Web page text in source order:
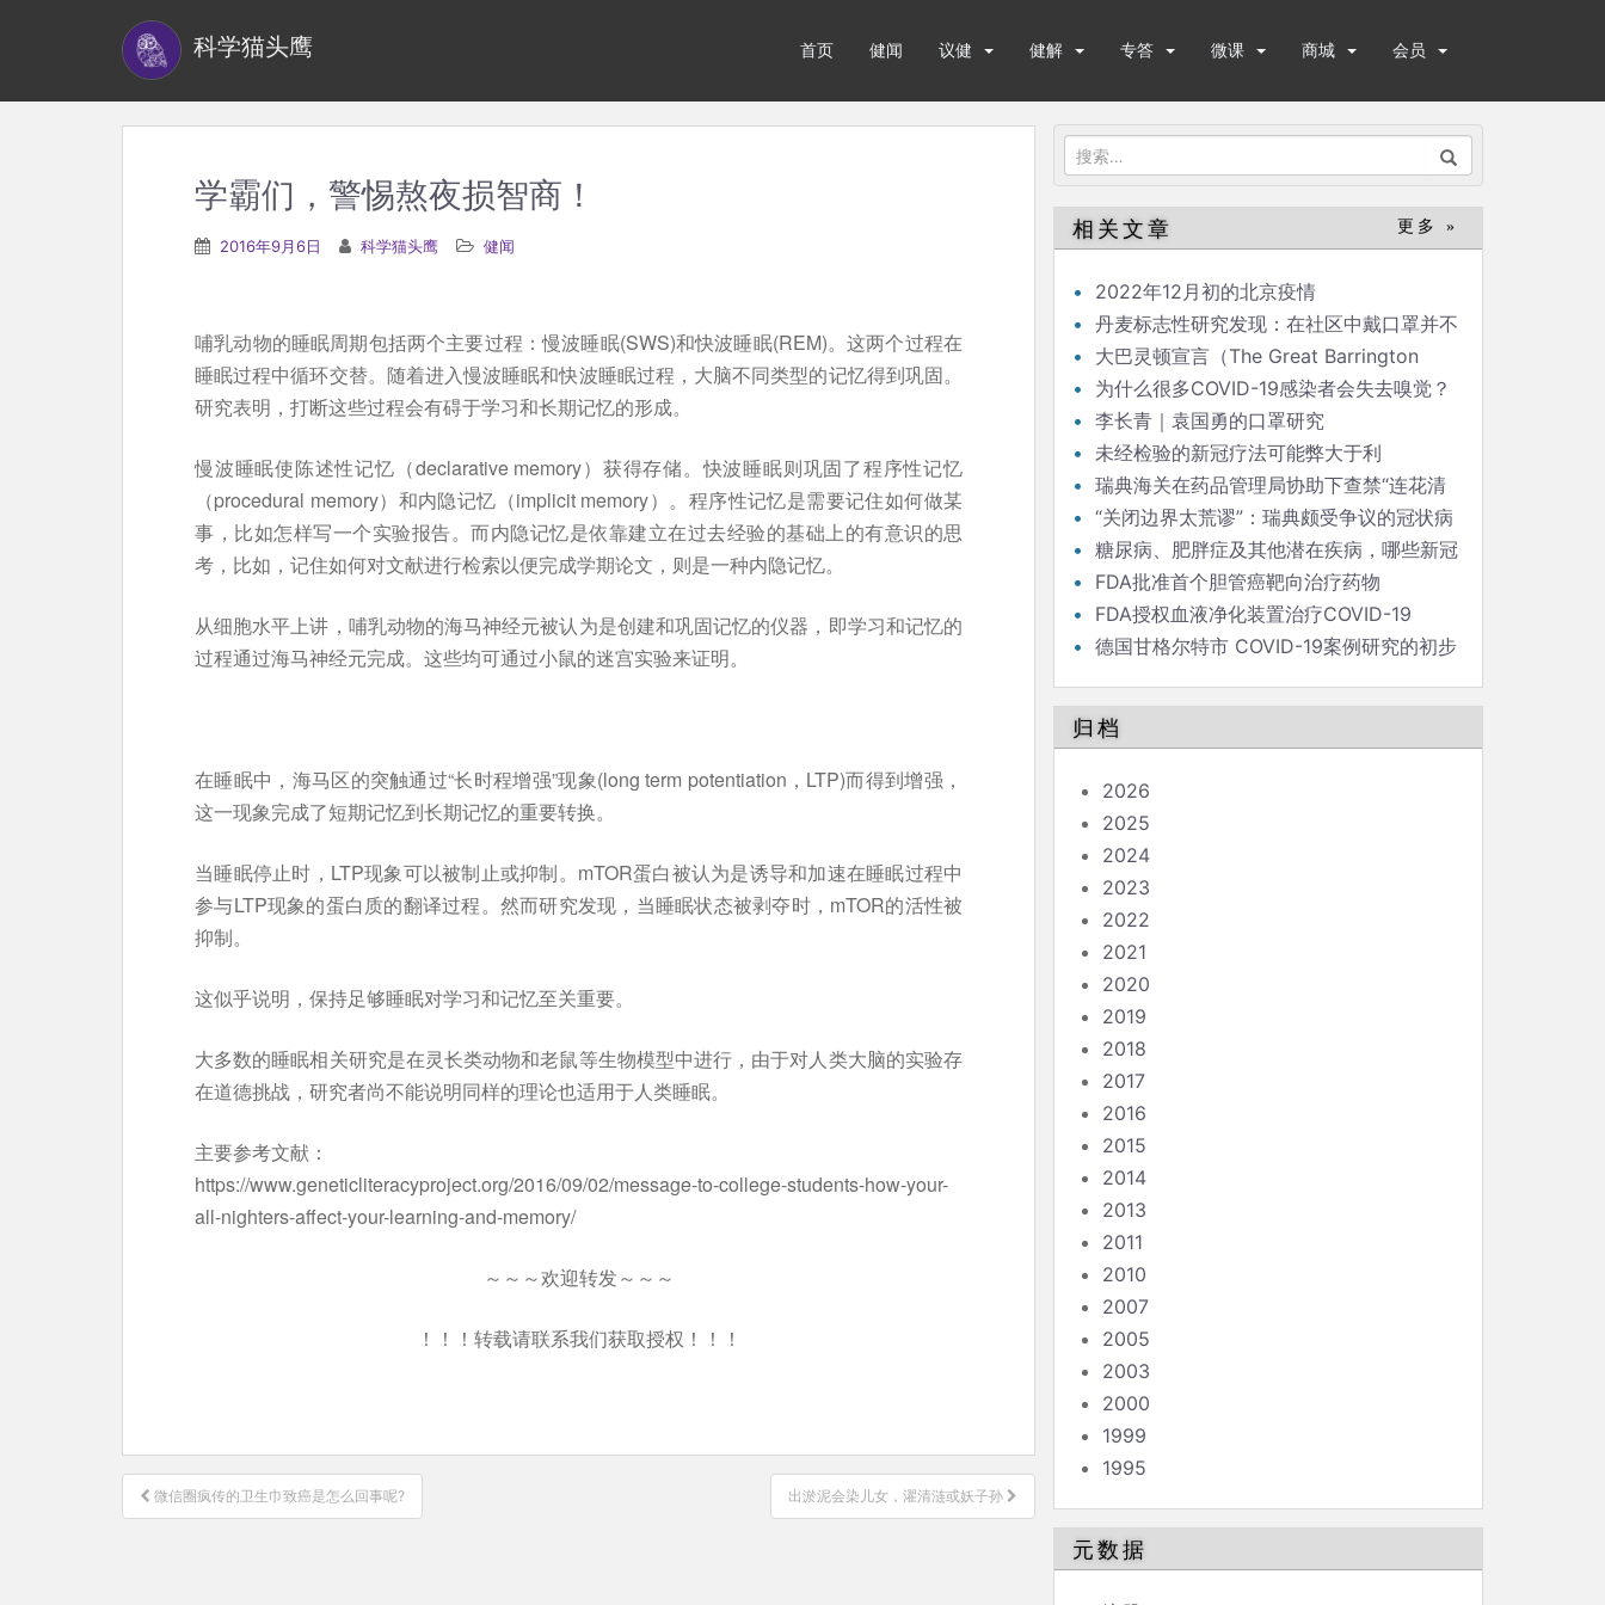
科学猫头鹰 首页 健闻 议健 健解 专答 微课 商城 会员
搜
索：
学霸们，警惕熬夜损智商！
2016年9月6日 科学猫头鹰 健闻
哺乳动物的睡眠周期包括两个主要过程：慢波睡眠(SWS)和快波睡眠(REM)。这两个过程在
睡眠过程中循环交替。随着进入慢波睡眠和快波睡眠过程，大脑不同类型的记忆得到巩固。
研究表明，打断这些过程会有碍于学习和长期记忆的形成。
慢波睡眠使陈述性记忆（declarative memory）获得存储。快波睡眠则巩固了程序性记忆
（procedural memory）和内隐记忆（implicit memory）。程序性记忆是需要记住如何做某
事，比如怎样写一个实验报告。而内隐记忆是依靠建立在过去经验的基础上的有意识的思
考，比如，记住如何对文献进行检索以便完成学期论文，则是一种内隐记忆。
从细胞水平上讲，哺乳动物的海马神经元被认为是创建和巩固记忆的仪器，即学习和记忆的
过程通过海马神经元完成。这些均可通过小鼠的迷宫实验来证明。
在睡眠中，海马区的突触通过“长时程增强”现象(long term potentiation，LTP)而得到增强，
这一现象完成了短期记忆到长期记忆的重要转换。
当睡眠停止时，LTP现象可以被制止或抑制。mTOR蛋白被认为是诱导和加速在睡眠过程中
参与LTP现象的蛋白质的翻译过程。然而研究发现，当睡眠状态被剥夺时，mTOR的活性被
抑制。
这似乎说明，保持足够睡眠对学习和记忆至关重要。
大多数的睡眠相关研究是在灵长类动物和老鼠等生物模型中进行，由于对人类大脑的实验存
在道德挑战，研究者尚不能说明同样的理论也适用于人类睡眠。
主要参考文献：
https://www.geneticliteracyproject.org/2016/09/02/message-to-college-students-how-your-
all-nighters-affect-your-learning-and-memory/
～～～欢迎转发～～～
！！！转载请联系我们获取授权！！！
文
章
微信圈疯传的卫生巾致癌是怎么回事呢? 出淤泥会染儿女，濯清涟或妖子孙
相关文章 更多 »
2022年12月初的北京疫情
丹麦标志性研究发现：在社区中戴口罩并不
能显著降低（新冠）感染率
大巴灵顿宣言（The Great Barrington
Declaration）
为什么很多COVID-19感染者会失去嗅觉？
李长青｜袁国勇的口罩研究
未经检验的新冠疗法可能弊大于利
瑞典海关在药品管理局协助下查禁“连花清
瘟”“关闭边界太荒谬”：瑞典颇受争议的冠状病
毒策略背后的流行病学家
糖尿病、肥胖症及其他潜在疾病，哪些新冠
患者最危险？
FDA批准首个胆管癌靶向治疗药物
FDA授权血液净化装置治疗COVID-19
德国甘格尔特市 COVID-19案例研究的初步
归档
2026
2025
2024
2023
2022
2021
2020
2019
2018
2017
2016
2015
2014
2013
2011
2010
2007
2005
2003
2000
1999
1995
元数据